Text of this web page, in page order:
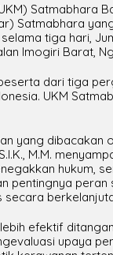
Satmabhara
Satmabhara
tiga hari,
Imogiri Barat,
dari tiga
UKM
yang dibacakan
M.M.
hukum,
pentingnya
efektif
upaya